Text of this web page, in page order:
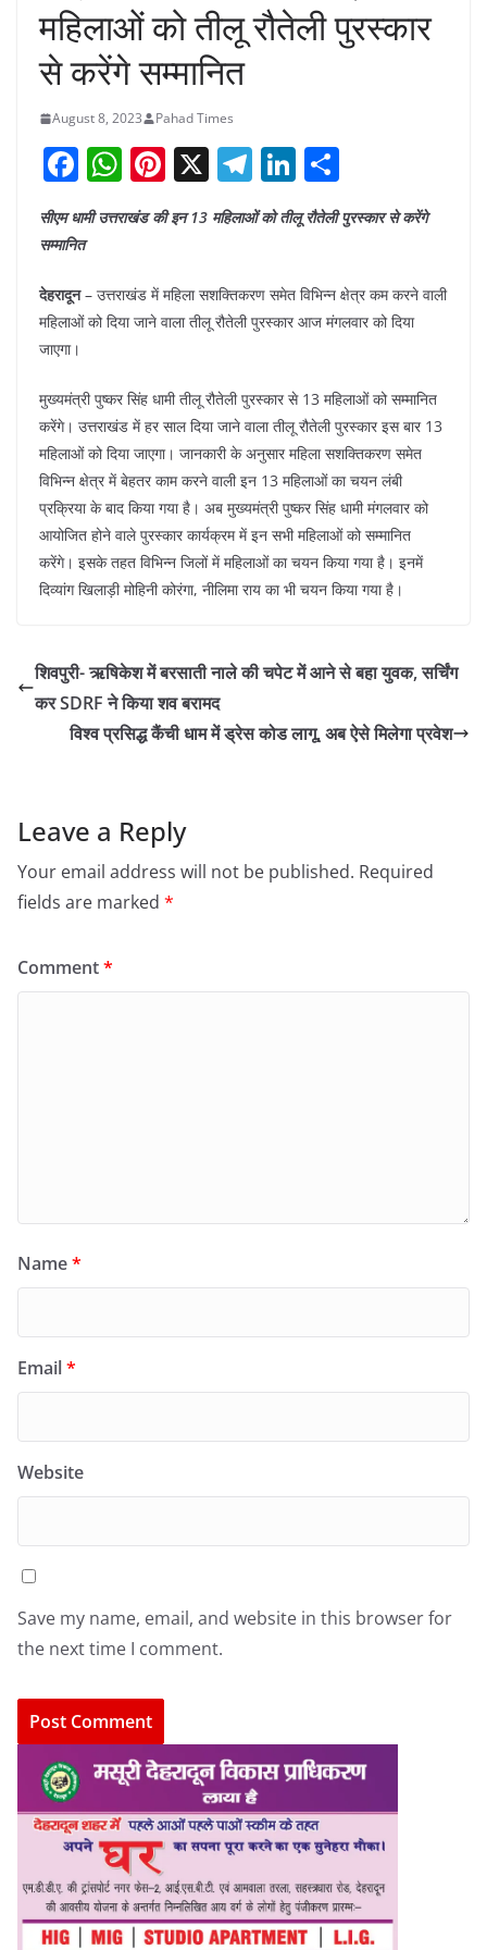
महिलाओं को तीलू रौतेली पुरस्कार
से करेंगे सम्मानित
August 8, 2023 Pahad Times
F
a
c
b
o
k
W
h
at
A
p
Pi
nt
er
st
X T
el
e
a
m
Li
n
k
dI
n
ar
सीएम धामी उत्तराखंड की इन 13 महिलाओं को तीलू रौतेली पुरस्कार से करेंगे
सम्मानित
देहरादून– उत्तराखंड में महिला सशक्तिकरण समेत विभिन्न क्षेत्र कम करने वाली
महिलाओं को दिया जाने वाला तीलू रौतेली पुरस्कार आज मंगलवार को दिया
जाएगा।
मुख्यमंत्री पुष्कर सिंह धामी तीलू रौतेली पुरस्कार से 13 महिलाओं को सम्मानित
करेंगे। उत्तराखंड में हर साल दिया जाने वाला तीलू रौतेली पुरस्कार इस बार 13
महिलाओं को दिया जाएगा। जानकारी के अनुसार महिला सशक्तिकरण समेत
विभिन्न क्षेत्र में बेहतर काम करने वाली इन 13 महिलाओं का चयन लंबी
प्रक्रिया के बाद किया गया है। अब मुख्यमंत्री पुष्कर सिंह धामी मंगलवार को
आयोजित होने वाले पुरस्कार कार्यक्रम में इन सभी महिलाओं को सम्मानित
करेंगे। इसके तहत विभिन्न जिलों में महिलाओं का चयन किया गया है। इनमें
दिव्यांग खिलाड़ी मोहिनी कोरंगा, नीलिमा राय का भी चयन किया गया है।
शिवपुरी- ऋषिकेश में बरसाती नाले की चपेट में आने से बहा युवक, सर्चिंग
कर SDRF ने किया शव बरामद
विश्व प्रसिद्ध कैंची धाम में ड्रेस कोड लागू, अब ऐसे मिलेगा प्रवेश
Leave a Reply
Your email address will not be published. Required
fields are marked *
Comment*
Name*
Email*
Website
Save my name, email, and website in this browser for
the next time I comment.